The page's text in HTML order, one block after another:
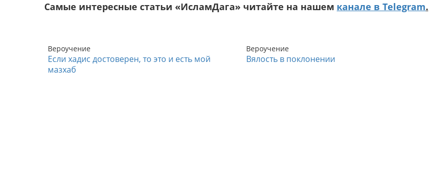
Самые интересные статьи «ИсламДага» читайте на нашем канале в Telegram.
Вероучение
Если хадис достоверен, то это и есть мой
мазхаб
Вероучение
Вялость в поклонении